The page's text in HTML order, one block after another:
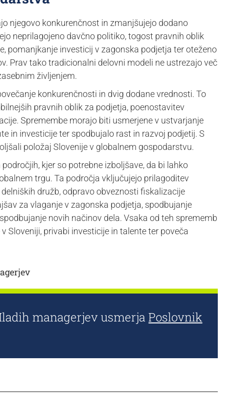
njegovo konkurenčnost in zmanjšujejo dodano
neprilagojeno davčno politiko, togost pravnih oblik
pomanjkanje investicij v zagonska podjetja ter oteženo
Prav tako tradicionalni delovni modeli ne ustrezajo več
življenjem.
konkurenčnosti in dvig dodane vrednosti. To
pravnih oblik za podjetja, poenostavitev
Spremembe morajo biti usmerjene v ustvarjanje
in investicije ter spodbujalo rast in razvoj podjetij. S
položaj Slovenije v globalnem gospodarstvu.
kjer so potrebne izboljšave, da bi lahko
trgu. Ta področja vključujejo prilagoditev
družb, odpravo obveznosti fiskalizacije
za vlaganje v zagonska podjetja, spodbujanje
novih načinov dela. Vsaka od teh sprememb
Sloveniji, privabi investicije in talente ter poveča
managerjev usmerjaPoslovnik